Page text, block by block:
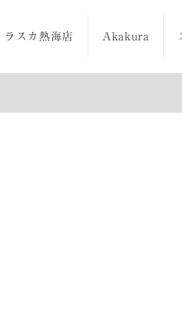
ラスカ熱海店 Akakura